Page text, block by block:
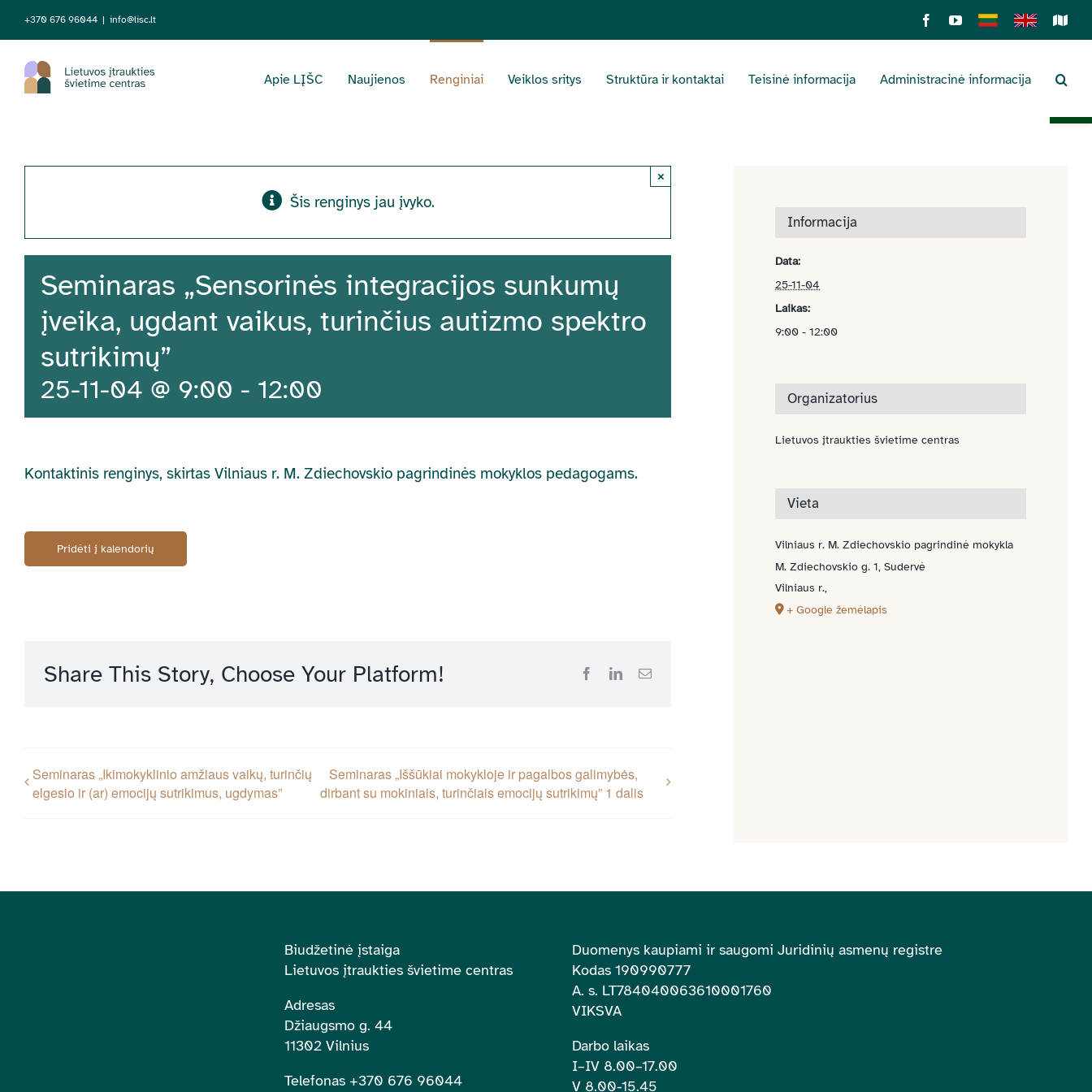
Skip
to
content
+370 676 96044 | info@lisc.lt FacebookYouTube
Lietuviškai
English
Apie LĮŠC Naujienos Renginiai Veiklos sritys Struktūra ir kontaktai Teisinė informacija Administracinė informacija
Šis renginys jau įvyko.
×
Seminaras „Sensorinės integracijos sunkumų
įveika, ugdant vaikus, turinčius autizmo spektro
sutrikimų”
25-11-04 @ 9:00 - 12:00
Kontaktinis renginys, skirtas Vilniaus r. M. Zdiechovskio pagrindinės mokyklos pedagogams.
Pridėti į kalendorių
Share This Story, Choose Your Platform! FacebookLinkedInEmail
Seminaras „Ikimokyklinio amžiaus vaikų, turinčių
elgesio ir (ar) emocijų sutrikimus, ugdymas”
Seminaras „Iššūkiai mokykloje ir pagalbos galimybės,
dirbant su mokiniais, turinčiais emocijų sutrikimų” 1 dalis
Informacija
Data:
25-11-04
Laikas:
9:00 - 12:00
Organizatorius
Lietuvos įtraukties švietime centras
Vieta
Vilniaus r. M. Zdiechovskio pagrindinė mokykla
M. Zdiechovskio g. 1, Sudervė
Vilniaus r.,
+ Google žemėlapis
Biudžetinė įstaiga
Lietuvos įtraukties švietime centras
Adresas
Džiaugsmo g. 44
11302 Vilnius
Telefonas +370 676 96044
Duomenys kaupiami ir saugomi Juridinių asmenų registre
Kodas 190990777
A. s. LT784040063610001760
VIKSVA
Darbo laikas
I–IV 8.00–17.00
V 8.00-15.45